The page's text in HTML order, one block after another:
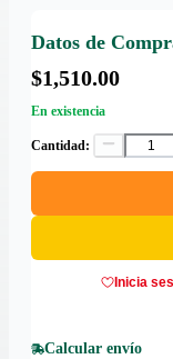
Datos de
$1,510.00
En existencia
Cantidad:
Inicia
Calcular envío